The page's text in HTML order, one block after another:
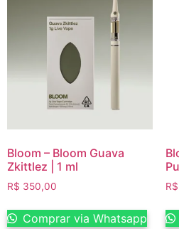
Bloom – Bloom Guava
Zkittlez | 1 ml
R$ 350,00
Comprar via Whatsapp
R$